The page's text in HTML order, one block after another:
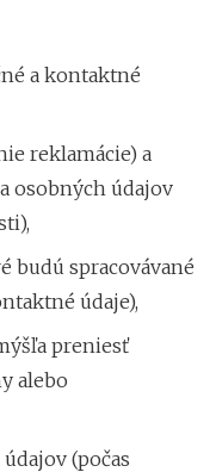
a kontaktné
reklamácie) a
osobných údajov
budú spracovávané
údaje),
preniesť
alebo
(počas